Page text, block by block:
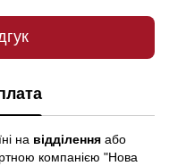
на відділення або
компанією "Нова